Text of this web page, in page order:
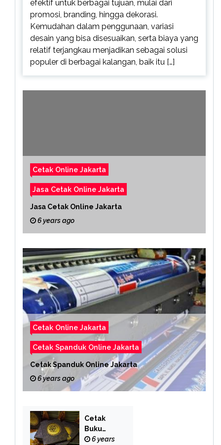
efektif untuk berbagai tujuan, mulai dari
promosi, branding, hingga dekorasi.
Kemudahan dalam penggunaan, variasi
desain yang bisa disesuaikan, serta biaya yang
relatif terjangkau menjadikan sebagai solusi
populer di berbagai kalangan, baik itu […]
Cetak Online Jakarta
Jasa Cetak Online Jakarta
Jasa Cetak Online Jakarta
6 years ago
Cetak Online Jakarta
Cetak Spanduk Online Jakarta
Cetak Spanduk Online Jakarta
6 years ago
Cetak
Buku
Yasin
6 years